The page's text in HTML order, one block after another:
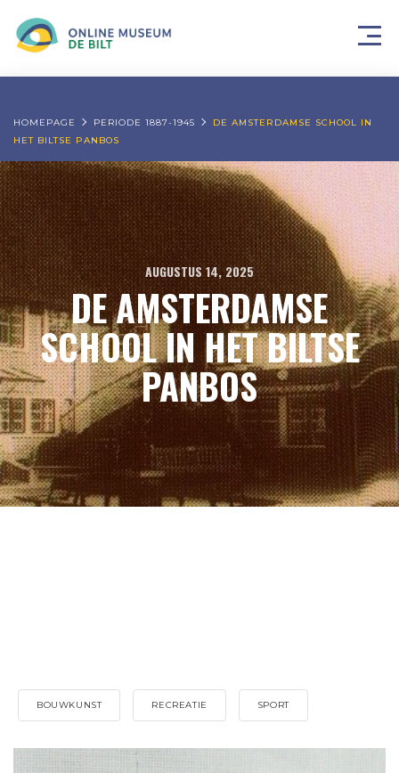
HOMEPAGE PERIODE 1887-1945
DE AMSTERDAMSE SCHOOL IN
HET BILTSE PANBOS
AUGUSTUS 14, 2025
DE AMSTERDAMSE
SCHOOL IN HET BILTSE
PANBOS
BOUWKUNST RECREATIE SPORT